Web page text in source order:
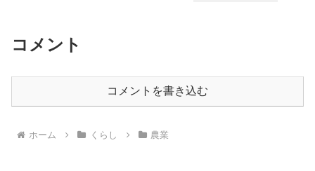
コメント
コメントを書き込む
ホーム くらし 農業